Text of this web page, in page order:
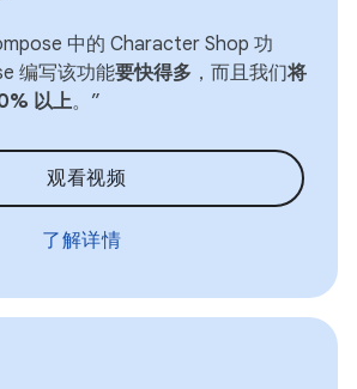
中的 Character Shop 功
编写该功能要快得多 ，而且我们将
以上。”
观看视频
了解详情